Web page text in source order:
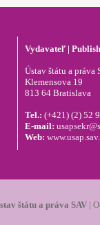
Vydavateľ |
Ústav štátu a práva
Klemensova 19
813 64 Bratislava
Tel.: (+421) (2) 52
E-mail:
Web:
štátu a práva SAV|